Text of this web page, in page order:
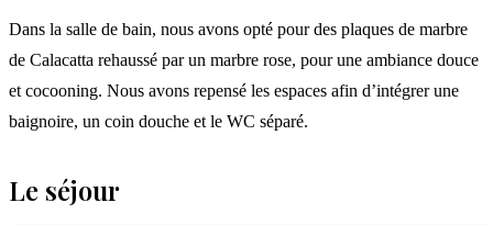
Dans la salle de bain, nous avons opté pour des plaques de marbre
de Calacatta rehaussé par un marbre rose, pour une ambiance douce
et cocooning. Nous avons repensé les espaces afin d’intégrer une
baignoire, un coin douche et le WC séparé.
Le séjour